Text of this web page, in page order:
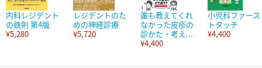
内科レジデント
の鉄則 第4版
¥5,280
レジデントのた
めの神経診療
¥5,720
誰も教えてくれ
なかった皮疹の
診かた・考え...
¥4,400
小児科ファース
トタッチ
¥4,400